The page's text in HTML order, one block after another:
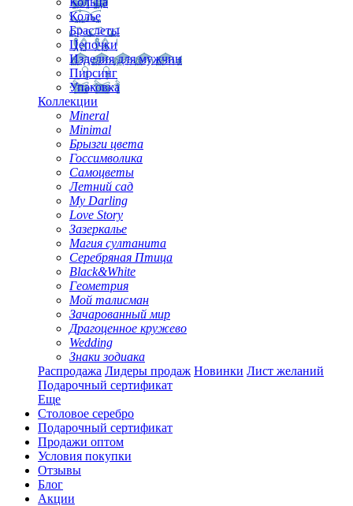
Колье
Браслеты
Цепочки
Изделия для мужчин
Пирсинг
Упаковка
Коллекции
Mineral
Minimal
Брызги цвета
Госсимволика
Самоцветы
Летний сад
My Darling
Love Story
Зазеркалье
Магия султанита
Серебряная Птица
Black&White
Геометрия
Мой талисман
Зачарованный мир
Драгоценное кружево
Wedding
Знаки зодиака
Распродажа Лидеры продаж Новинки Лист желаний
Подарочный сертификат
Еще
Столовое серебро
Подарочный сертификат
Продажи оптом
Условия покупки
Отзывы
Блог
Акции